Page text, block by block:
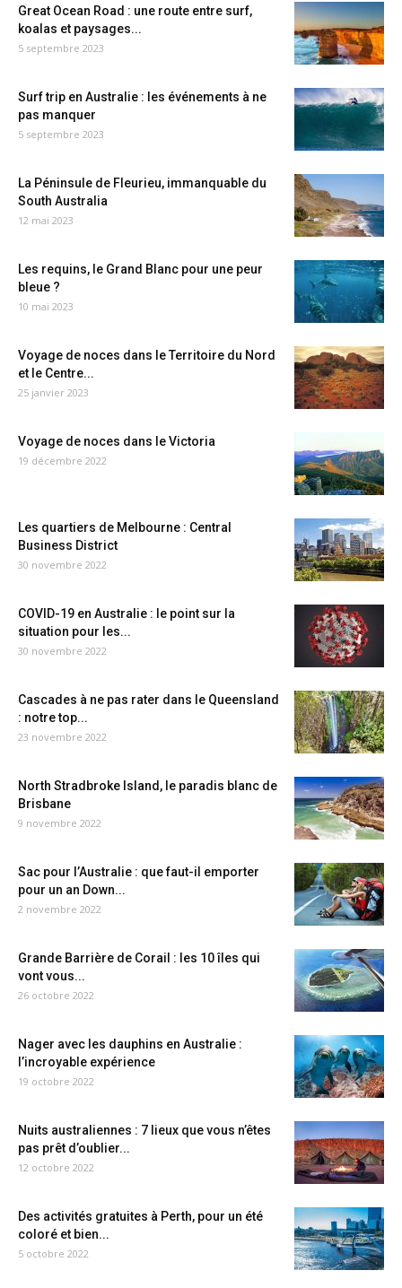
Great Ocean Road : une route entre surf,
koalas et paysages...
5 septembre 2023
Surf trip en Australie : les événements à ne
pas manquer
5 septembre 2023
La Péninsule de Fleurieu, immanquable du
South Australia
12 mai 2023
Les requins, le Grand Blanc pour une peur
bleue ?
10 mai 2023
Voyage de noces dans le Territoire du Nord
et le Centre...
25 janvier 2023
Voyage de noces dans le Victoria
19 décembre 2022
Les quartiers de Melbourne : Central
Business District
30 novembre 2022
COVID-19 en Australie : le point sur la
situation pour les...
30 novembre 2022
Cascades à ne pas rater dans le Queensland
: notre top...
23 novembre 2022
North Stradbroke Island, le paradis blanc de
Brisbane
9 novembre 2022
Sac pour l’Australie : que faut-il emporter
pour un an Down...
2 novembre 2022
Grande Barrière de Corail : les 10 îles qui
vont vous...
26 octobre 2022
Nager avec les dauphins en Australie :
l’incroyable expérience
19 octobre 2022
Nuits australiennes : 7 lieux que vous n’êtes
pas prêt d’oublier...
12 octobre 2022
Des activités gratuites à Perth, pour un été
coloré et bien...
5 octobre 2022